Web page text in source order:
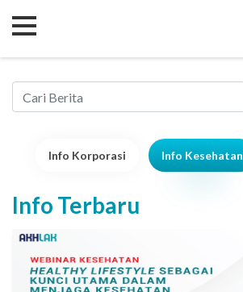
Info Korporasi Info Kesehatan
Info Terbaru